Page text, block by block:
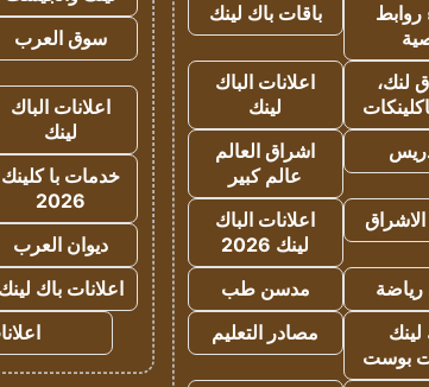
روابط
باقات باك لينك
لنك،
اعلانات الباك
لينك
اشراق العالم
عالم كبير
اعلانات الباك
لينك 2026
رياضة
مدسن طب
لينك
بوست
مصادر التعليم
سوق العرب
اعلانات الباك
لينك
خدمات با كلينك
2026
ديوان العرب
اعلانات باك لينك